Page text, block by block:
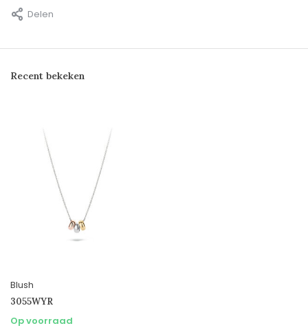
Delen
Recent bekeken
Blush
3055WYR
Op voorraad